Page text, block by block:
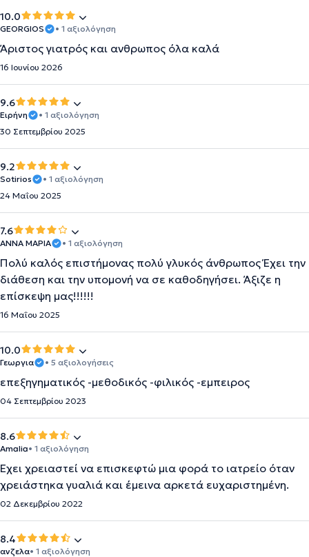
10.0
GEORGIOS • 1 αξιολόγηση
Άριστος γιατρός και ανθρωπος όλα καλά
16 Ιουνίου 2026
9.6
Ειρήνη
• 1 αξιολόγηση
30 Σεπτεμβρίου 2025
9.2
Sotirios
• 1 αξιολόγηση
24 Μαΐου 2025
7.6
ΑΝΝΑ ΜΑΡΊΑ • 1 αξιολόγηση
Πολύ καλός επιστήμονας πολύ γλυκός άνθρωπος Έχει την
διάθεση και την υπομονή να σε καθοδηγήσει. Άξιζε η
επίσκεψη μας!!!!!!
16 Μαΐου 2025
10.0
Γεωργια • 5 αξιολογήσεις
επεξηγηματικός -μεθοδικός -φιλικός -εμπειρος
04 Σεπτεμβρίου 2023
8.6
Amalia• 1 αξιολόγηση
Έχει χρειαστεί να επισκεφτώ μια φορά το ιατρείο όταν
χρειάστηκα γυαλιά και έμεινα αρκετά ευχαριστημένη.
02 Δεκεμβρίου 2022
8.4
ανζελα• 1 αξιολόγηση